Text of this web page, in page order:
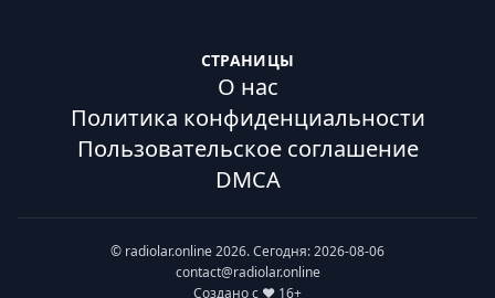
СТРАНИЦЫ
О нас
Политика конфиденциальности
Пользовательское соглашение
DMCA
© radiolar.online 2026. Сегодня: 2026-08-06
contact@radiolar.online
Создано с ❤️ 16+